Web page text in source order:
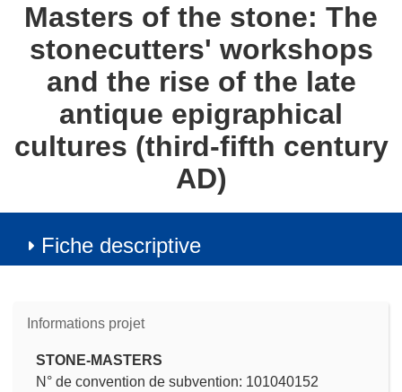
Masters of the stone: The
stonecutters' workshops
and the rise of the late
antique epigraphical
cultures (third-fifth century
AD)
Fiche descriptive
Informations projet
STONE-MASTERS
N° de convention de subvention: 101040152